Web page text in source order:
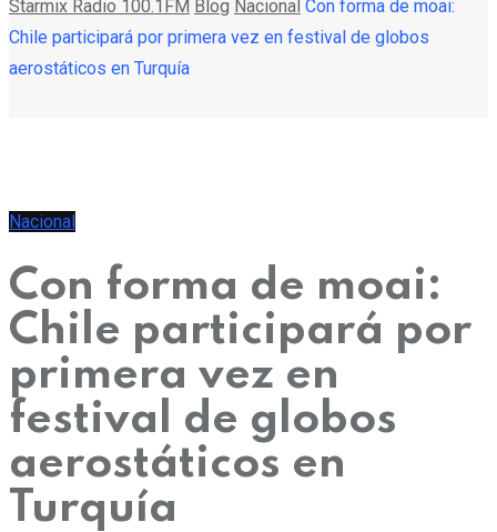
Starmix Radio 100.1FM Blog Nacional Con forma de moai:
Chile participará por primera vez en festival de globos
aerostáticos en Turquía
Nacional
Con forma de moai:
Chile participará por
primera vez en
festival de globos
aerostáticos en
Turquía